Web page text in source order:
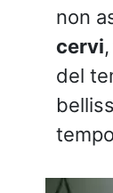
non
cervi
del